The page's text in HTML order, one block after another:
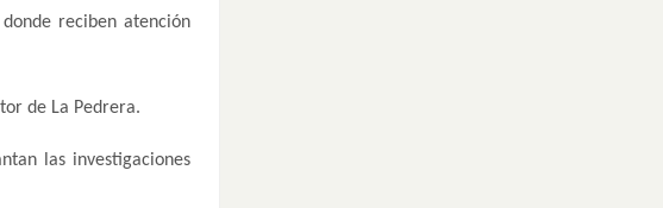
reciben atención
de La Pedrera.
las investigaciones